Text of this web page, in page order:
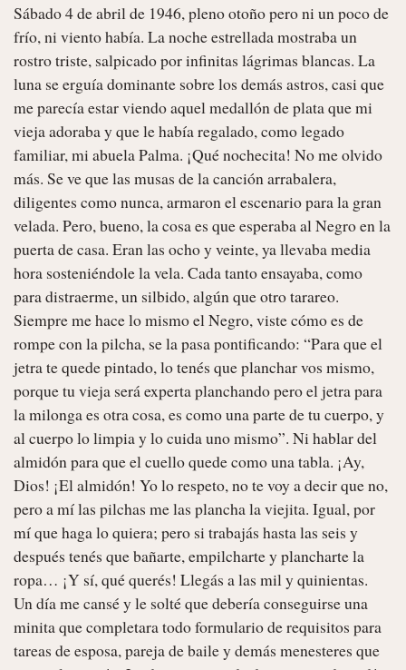
Sábado 4 de abril de 1946, pleno otoño pero ni un poco de
frío, ni viento había. La noche estrellada mostraba un
rostro triste, salpicado por infinitas lágrimas blancas. La
luna se erguía dominante sobre los demás astros, casi que
me parecía estar viendo aquel medallón de plata que mi
vieja adoraba y que le había regalado, como legado
familiar, mi abuela Palma. ¡Qué nochecita! No me olvido
más. Se ve que las musas de la canción arrabalera,
diligentes como nunca, armaron el escenario para la gran
velada. Pero, bueno, la cosa es que esperaba al Negro en la
puerta de casa. Eran las ocho y veinte, ya llevaba media
hora sosteniéndole la vela. Cada tanto ensayaba, como
para distraerme, un silbido, algún que otro tarareo.
Siempre me hace lo mismo el Negro, viste cómo es de
rompe con la pilcha, se la pasa pontificando: “Para que el
jetra te quede pintado, lo tenés que planchar vos mismo,
porque tu vieja será experta planchando pero el jetra para
la milonga es otra cosa, es como una parte de tu cuerpo, y
al cuerpo lo limpia y lo cuida uno mismo”. Ni hablar del
almidón para que el cuello quede como una tabla. ¡Ay,
Dios! ¡El almidón! Yo lo respeto, no te voy a decir que no,
pero a mí las pilchas me las plancha la viejita. Igual, por
mí que haga lo quiera; pero si trabajás hasta las seis y
después tenés que bañarte, empilcharte y plancharte la
ropa… ¡Y sí, qué querés! Llegás a las mil y quinientas.
Un día me cansé y le solté que debería conseguirse una
minita que completara todo formulario de requisitos para
tareas de esposa, pareja de baile y demás menesteres que